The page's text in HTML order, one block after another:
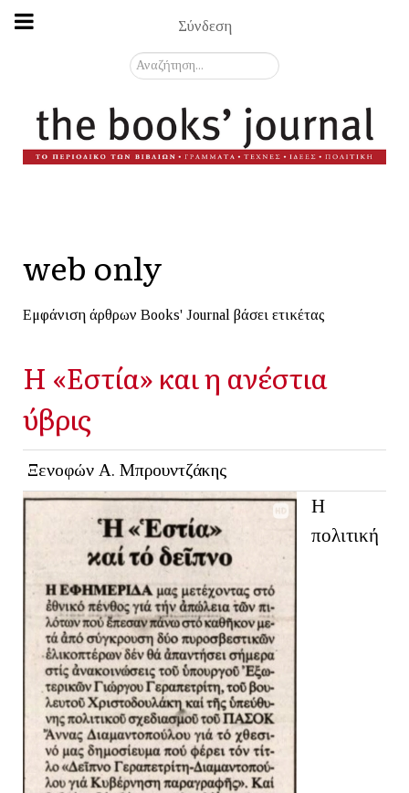
Σύνδεση
Αναζήτηση...
web only
Εμφάνιση άρθρων Books' Journal βάσει ετικέτας
Η «Εστία» και η ανέστια
ύβρις
Ξενοφών Α. Μπρουντζάκης
Η
πολιτική